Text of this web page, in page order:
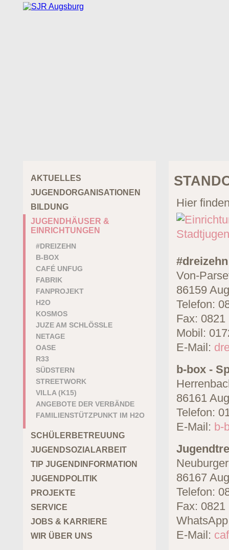
AKTUELLES
JUGENDORGANISATIONEN
BILDUNG
JUGENDHÄUSER &
EINRICHTUNGEN
#DREIZEHN
B-BOX
CAFÉ UNFUG
FABRIK
FANPROJEKT
H2O
KOSMOS
JUZE AM SCHLÖSSLE
NETAGE
OASE
R33
SÜDSTERN
STREETWORK
VILLA (K15)
ANGEBOTE DER VERBÄNDE
FAMILIENSTÜTZPUNKT IM H2O
SCHÜLERBETREUUNG
JUGENDSOZIALARBEIT
TIP JUGENDINFORMATION
JUGENDPOLITIK
PROJEKTE
SERVICE
JOBS & KARRIERE
WIR ÜBER UNS
Hier
#dreizehn
Von-
86159
Telefon:
Fax: 0821
Mobil:
E-Mail:
b-box -
86161
Telefon:
E-Mail: b-
86167
Telefon:
Fax: 0821
E-Mail: